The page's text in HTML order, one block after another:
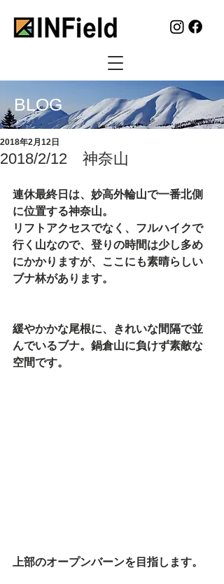
BLOG
2018/2/12 神奈山
2018年2月12日
連休最終日は、妙高外輪山で一番北側
に位置する神奈山。
リフトアクセスでなく、フルハイクで
行く山なので、登りの時間は少し多め
にかかりますが、ここにも素晴らしい
ブナ林があります。
緩やかかな尾根に、きれいな間隔で並
んでいるブナ。鍋倉山に負けず素敵な
空間です。
上部のオープンバーンを目指します。